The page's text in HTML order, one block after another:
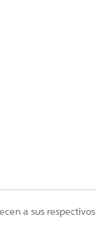
a sus respectivos